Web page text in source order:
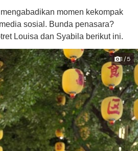
momen kekompak
sosial. Bunda penasara?
Louisa dan Syabila berikut ini.
1/5